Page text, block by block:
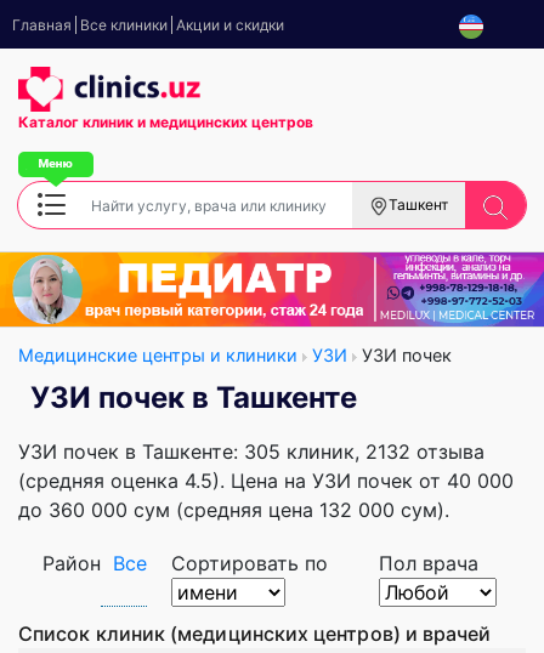
Главная Все клиники Акции и скидки
Каталог клиник и медицинских центров
Ташкент
Медицинские центры и клиники УЗИ УЗИ почек
УЗИ почек в Ташкенте
УЗИ почек в Ташкенте: 305 клиник, 2132 отзыва
(средняя оценка 4.5). Цена на УЗИ почек от 40 000
до 360 000 сум (средняя цена 132 000 сум).
Район Все Сортировать по Пол врача
Список клиник (медицинских центров) и врачей